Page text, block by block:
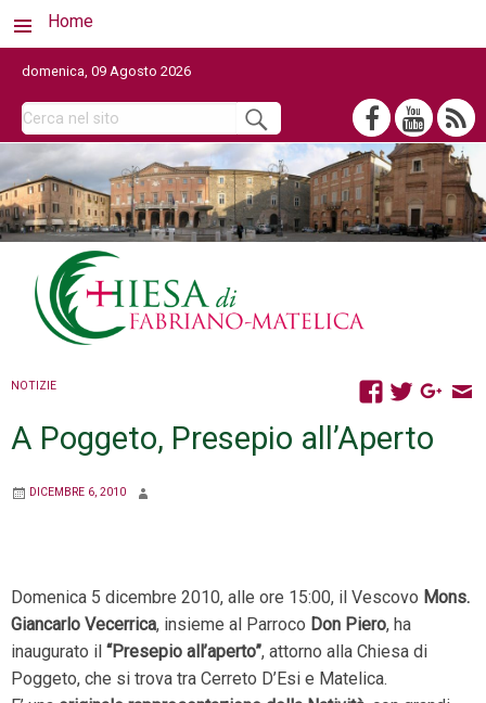
Home
domenica, 09 Agosto 2026
NOTIZIE
A Poggeto, Presepio all’Aperto
DICEMBRE 6, 2010
Domenica 5 dicembre 2010, alle ore 15:00, il Vescovo Mons.
Giancarlo Vecerrica, insieme al Parroco Don Piero, ha
inaugurato il “Presepio all’aperto”, attorno alla Chiesa di
Poggeto, che si trova tra Cerreto D’Esi e Matelica.